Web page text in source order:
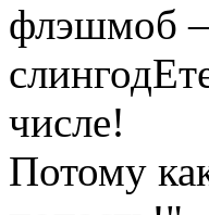
флэшмоб –
числе!
Потому